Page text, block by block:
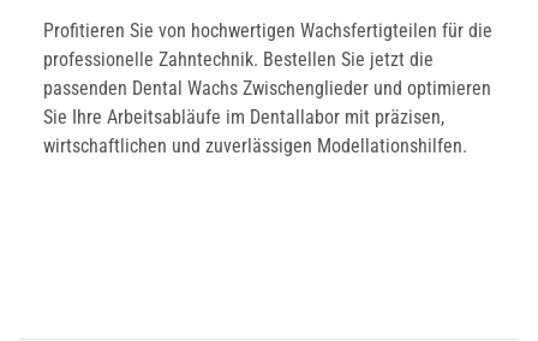
Profitieren Sie von hochwertigen Wachsfertigteilen für die
professionelle Zahntechnik. Bestellen Sie jetzt die
passenden Dental Wachs Zwischenglieder und optimieren
Sie Ihre Arbeitsabläufe im Dentallabor mit präzisen,
wirtschaftlichen und zuverlässigen Modellationshilfen.